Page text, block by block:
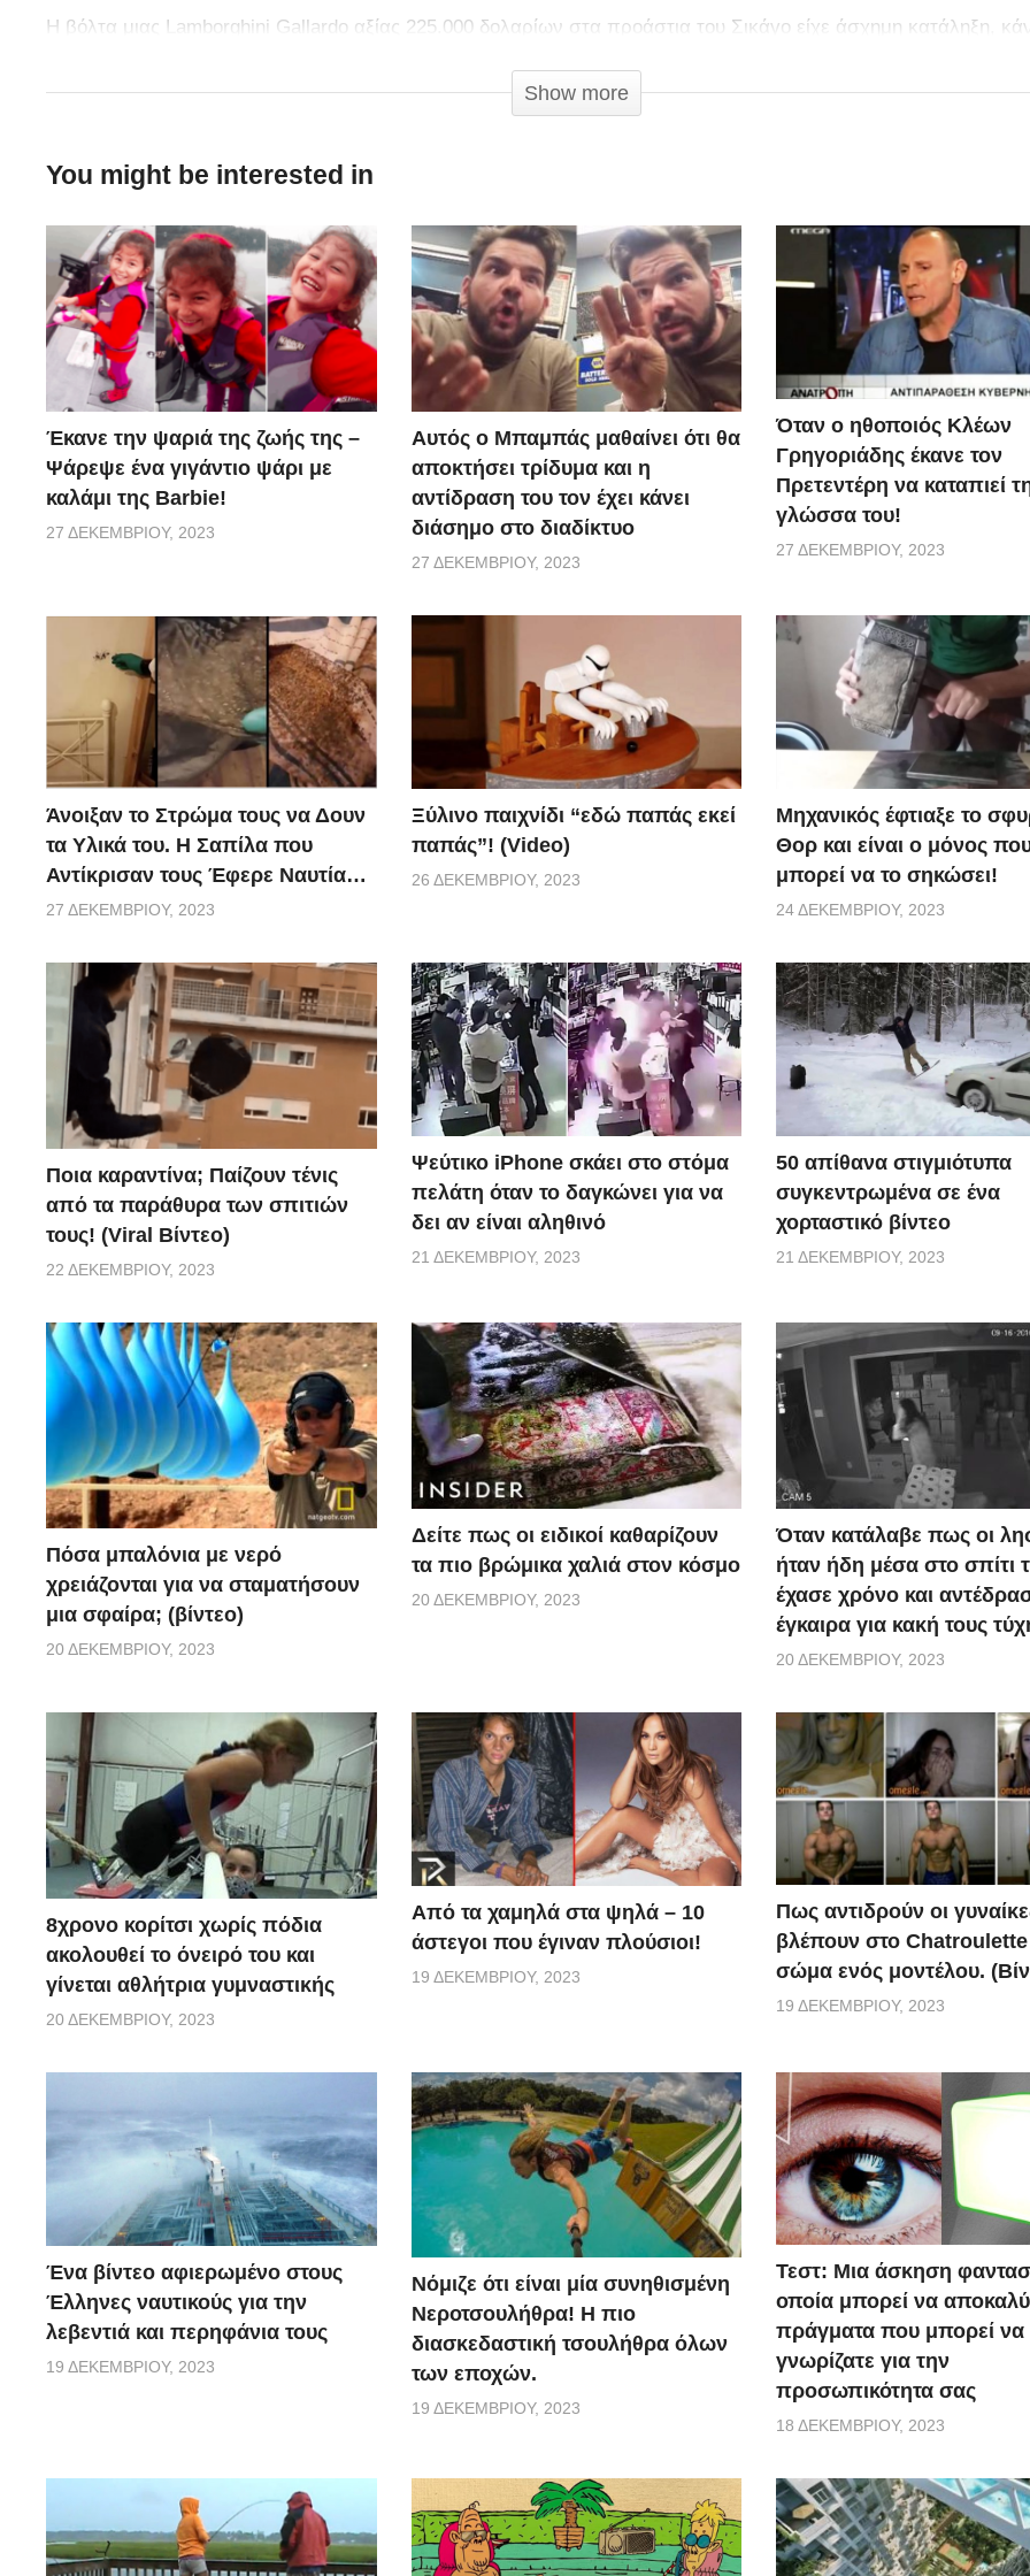
Η βόλτα μιας Lamborghini Gallardo αξίας 225.000 δολαρίων στα προάστια του Σικάγο είχε άσχημη κατάληξη,
Show more
You might be interested in
Έκανε την ψαριά της ζωής της –
Ψάρεψε ένα γιγάντιο ψάρι με
καλάμι της Barbie!
27 ΔΕΚΕΜΒΡΊΟΥ, 2023
Αυτός ο Μπαμπάς μαθαίνει ότι θα
αποκτήσει τρίδυμα και η
αντίδραση του τον έχει κάνει
διάσημο στο διαδίκτυο
27 ΔΕΚΕΜΒΡΊΟΥ, 2023
Όταν ο ηθοποιός Κλέων
Γρηγοριάδης έκανε τον
Πρετεντέρη να καταπιεί
γλώσσα του!
27 ΔΕΚΕΜΒΡΊΟΥ, 2023
Άνοιξαν το Στρώμα τους να Δουν
τα Υλικά του. Η Σαπίλα που
Αντίκρισαν τους Έφερε Ναυτία…
27 ΔΕΚΕΜΒΡΊΟΥ, 2023
Ξύλινο παιχνίδι “εδώ παπάς εκεί
παπάς”! (Video)
26 ΔΕΚΕΜΒΡΊΟΥ, 2023
Μηχανικός έφτιαξε το
Θορ και είναι ο μόνος
μπορεί να το σηκώσει!
24 ΔΕΚΕΜΒΡΊΟΥ, 2023
Ποια καραντίνα; Παίζουν τένις
από τα παράθυρα των σπιτιών
τους! (Viral Βίντεο)
22 ΔΕΚΕΜΒΡΊΟΥ, 2023
Ψεύτικο iPhone σκάει στο στόμα
πελάτη όταν το δαγκώνει για να
δει αν είναι αληθινό
21 ΔΕΚΕΜΒΡΊΟΥ, 2023
50 απίθανα στιγμιότυπα
συγκεντρωμένα σε ένα
χορταστικό βίντεο
21 ΔΕΚΕΜΒΡΊΟΥ, 2023
Πόσα μπαλόνια με νερό
χρειάζονται για να σταματήσουν
μια σφαίρα; (βίντεο)
20 ΔΕΚΕΜΒΡΊΟΥ, 2023
Δείτε πως οι ειδικοί καθαρίζουν
τα πιο βρώμικα χαλιά στον κόσμο
20 ΔΕΚΕΜΒΡΊΟΥ, 2023
Όταν κατάλαβε πως οι
ήταν ήδη μέσα στο σπίτι
έχασε χρόνο και
έγκαιρα για κακή τους
20 ΔΕΚΕΜΒΡΊΟΥ, 2023
8χρονο κορίτσι χωρίς πόδια
ακολουθεί το όνειρό του και
γίνεται αθλήτρια γυμναστικής
20 ΔΕΚΕΜΒΡΊΟΥ, 2023
Από τα χαμηλά στα ψηλά – 10
άστεγοι που έγιναν πλούσιοι!
19 ΔΕΚΕΜΒΡΊΟΥ, 2023
Πως αντιδρούν οι
βλέπουν στο Chatroulette
σώμα ενός μοντέλου.
19 ΔΕΚΕΜΒΡΊΟΥ, 2023
Ένα βίντεο αφιερωμένο στους
Έλληνες ναυτικούς για την
λεβεντιά και περηφάνια τους
19 ΔΕΚΕΜΒΡΊΟΥ, 2023
Νόμιζε ότι είναι μία συνηθισμένη
Νεροτσουλήθρα! Η πιο
διασκεδαστική τσουλήθρα όλων
των εποχών.
19 ΔΕΚΕΜΒΡΊΟΥ, 2023
Τεστ: Μια άσκηση
οποία μπορεί να
πράγματα που μπορεί να
γνωρίζατε για την
προσωπικότητα σας
18 ΔΕΚΕΜΒΡΊΟΥ, 2023